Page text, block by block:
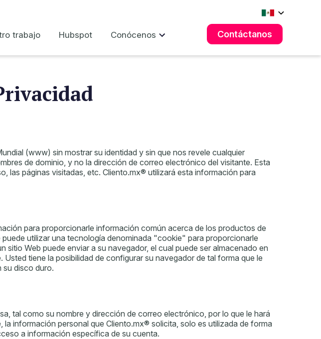
trabajo Hubspot Conócenos Contáctanos
(www) sin mostrar su identidad y sin que nos revele cualquier
de dominio, y no la dirección de correo electrónico del visitante. Esta
las páginas visitadas, etc. Cliento.mx® utilizará esta información para
para proporcionarle información común acerca de los productos de
utilizar una tecnología denominada "cookie" para proporcionarle
Web puede enviar a su navegador, el cual puede ser almacenado en
tiene la posibilidad de configurar su navegador de tal forma que le
disco duro.
tal como su nombre y dirección de correo electrónico, por lo que le hará
información personal que Cliento.mx® solicita, solo es utilizada de forma
a información específica de su cuenta.